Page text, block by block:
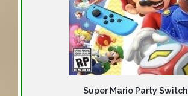
Super Mario Party Switch